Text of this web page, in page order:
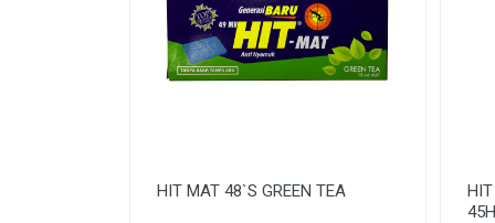
HIT MAT 48`S GREEN TEA
HIT